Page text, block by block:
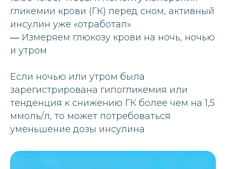
гликемии крови (ГК) перед сном, активный
инсулин уже «отработал»
― Измеряем глюкозу крови на ночь, ночью
и утром
Если ночью или утром была
зарегистрирована гипогликемия или
тенденция к снижению ГК более чем на 1,5
ммоль/л, то может потребоваться
уменьшение дозы инсулина